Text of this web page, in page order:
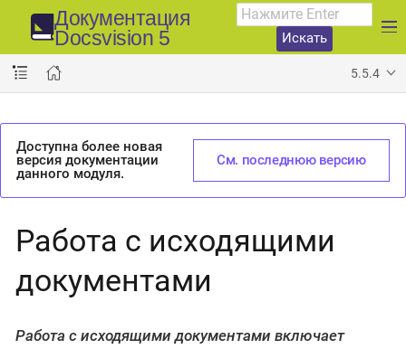
Документация
Docsvision 5
Искать
5.5.4
Доступна более новая
версия документации
данного модуля.
См. последнюю версию
Работа с исходящими
документами
Работа с исходящими документами включает